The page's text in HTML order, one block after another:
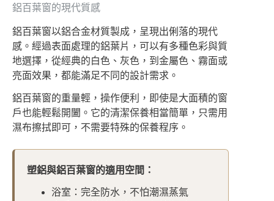
鋁百葉窗的現代質感
鋁百葉窗以鋁合金材質製成，呈現出俐落的現代
感。經過表面處理的鋁葉片，可以有多種色彩與質
地選擇，從經典的白色、灰色，到金屬色、霧面或
亮面效果，都能滿足不同的設計需求。
鋁百葉窗的重量輕，操作便利，即使是大面積的窗
戶也能輕鬆開闔。它的清潔保養相當簡單，只需用
濕布擦拭即可，不需要特殊的保養程序。
塑鋁與鋁百葉窗的適用空間：
浴室：完全防水，不怕潮濕蒸氣